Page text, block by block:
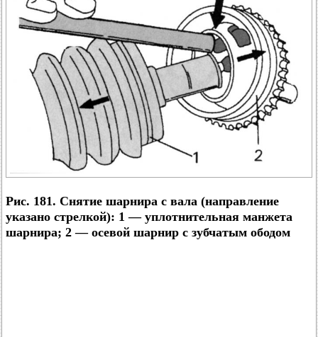
Рис. 181. Снятие шарнира с вала (направление
указано стрелкой): 1 — уплотнительная манжета
шарнира; 2 — осевой шарнир с зубчатым ободом